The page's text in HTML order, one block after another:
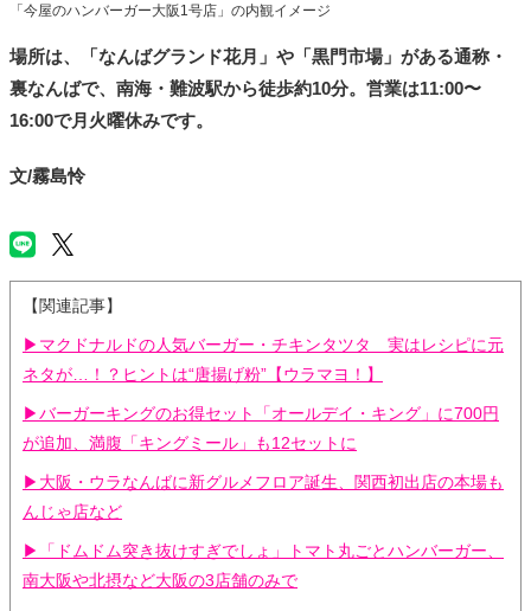
「今屋のハンバーガー大阪1号店」の内観イメージ
場所は、「なんばグランド花月」や「黒門市場」がある通称・
裏なんばで、南海・難波駅から徒歩約10分。営業は11:00〜
16:00で月火曜休みです。
文/霧島怜
【関連記事】
▶マクドナルドの人気バーガー・チキンタツタ 実はレシピに元
ネタが…！？ヒントは“唐揚げ粉”【ウラマヨ！】
▶バーガーキングのお得セット「オールデイ・キング」に700円
が追加、満腹「キングミール」も12セットに
▶大阪・ウラなんばに新グルメフロア誕生、関西初出店の本場も
んじゃ店など
▶「ドムドム突き抜けすぎでしょ」トマト丸ごとハンバーガー、
南大阪や北摂など大阪の3店舗のみで